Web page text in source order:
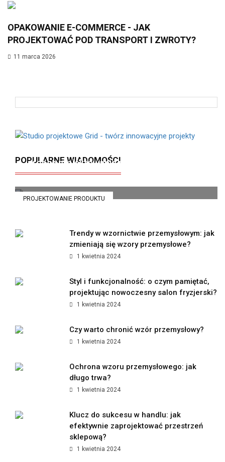
OPAKOWANIE E-COMMERCE - JAK
PROJEKTOWAĆ POD TRANSPORT I ZWROTY?
11 marca 2026
POPULARNE WIADOMOŚCI
Od pomysłu do realizacji: krok po kroku
proces projektowania produktu
1 kwietnia 2024
Trendy w wzornictwie przemysłowym: jak
zmieniają się wzory przemysłowe?
Styl i funkcjonalność: o czym pamiętać,
projektując nowoczesny salon fryzjerski?
Czy warto chronić wzór przemysłowy?
Ochrona wzoru przemysłowego: jak
długo trwa?
Klucz do sukcesu w handlu: jak
efektywnie zaprojektować przestrzeń
sklepową?